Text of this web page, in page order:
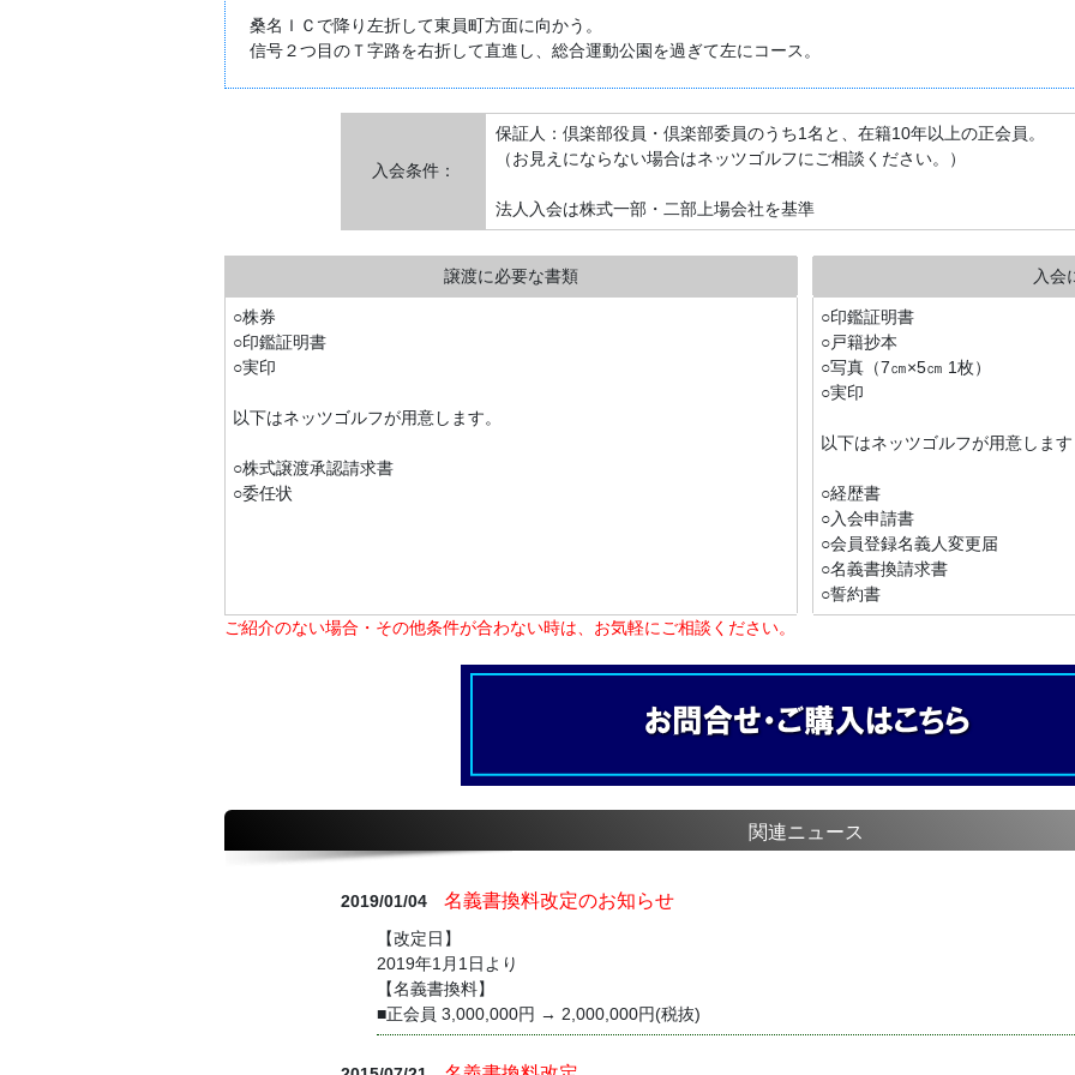
桑名ＩＣで降り左折して東員町方面に向かう。
信号２つ目のＴ字路を右折して直進し、総合運動公園を過ぎて左にコース。
入会条件：
保証人：倶楽部役員・倶楽部委員のうち1名と、在籍10年以上の正会員。
（お見えにならない場合はネッツゴルフにご相談ください。）
法人入会は株式一部・二部上場会社を基準
譲渡に必要な書類 入会
○株券
○印鑑証明書
○実印
以下はネッツゴルフが用意します。
○株式譲渡承認請求書
○委任状
○印鑑証明書
○戸籍抄本
○写真（7㎝×5㎝ 1枚）
○実印
以下はネッツゴルフが用意します
○経歴書
○入会申請書
○会員登録名義人変更届
○名義書換請求書
○誓約書
ご紹介のない場合・その他条件が合わない時は、お気軽にご相談ください。
関連ニュース
2019/01/04 名義書換料改定のお知らせ
【改定日】
2019年1月1日より
【名義書換料】
■正会員 3,000,000円 → 2,000,000円(税抜)